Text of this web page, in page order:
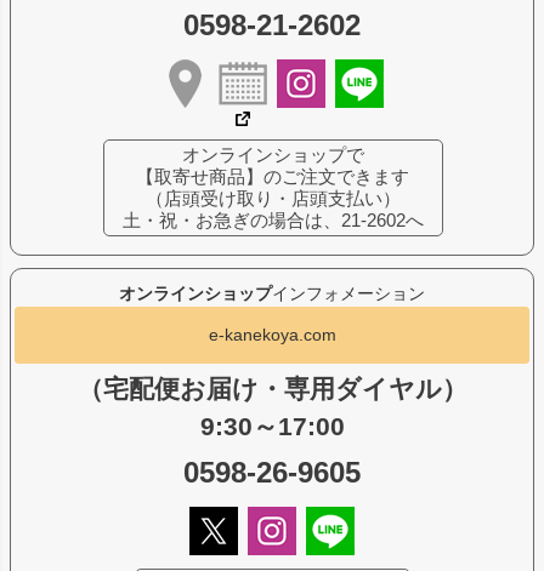
オンラインショップインフォメーション
e-kanekoya.com
（宅配便お届け・専用ダイヤル）
9:30～17:00
0598-26-9605
0598-21-2602
オンラインショップで
【取寄せ商品】のご注文できます
（店頭受け取り・店頭支払い）
土・祝・お急ぎの場合は、21-2602へ